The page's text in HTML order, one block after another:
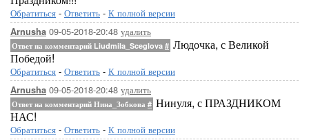
Обратиться - Ответить - К полной версии
Arnusha 09-05-2018-20:48 удалить
Ответ на комментарий Liudmila_Sceglova # Людочка, с Великой
Победой!
Обратиться - Ответить - К полной версии
Arnusha 09-05-2018-20:48 удалить
Ответ на комментарий Нина_Зобкова # Нинуля, с ПРАЗДНИКОМ
НАС!
Обратиться - Ответить - К полной версии